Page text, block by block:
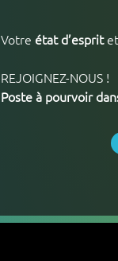
Votre état d’esprit
REJOIGNEZ-NOUS !
Poste à pourvoir